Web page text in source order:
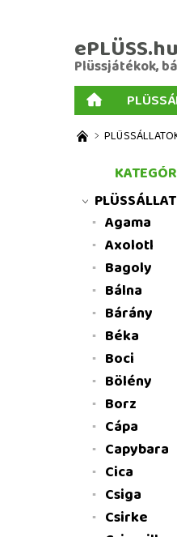
ePLÜSS.hu
Plüssjátékok,
AJÁNDÉKOK
MENNYISÉGI
Agama
Axolotl
Bagoly
Bálna
Bárány
Béka
Boci
Bölény
Borz
Cápa
Capybara
Cica
Csiga
Csirke